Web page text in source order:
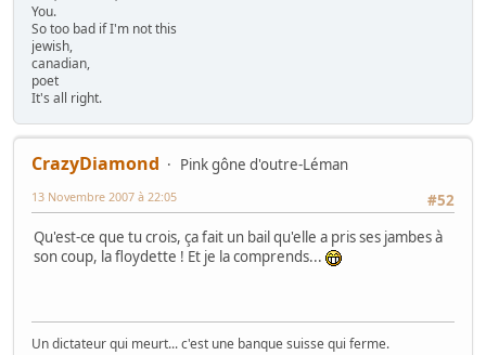
You.
So too bad if I'm not this
jewish,
canadian,
poet
It's all right.
CrazyDiamond
Pink gône d'outre-Léman
#52
13 Novembre 2007 à 22:05
Qu'est-ce que tu crois, ça fait un bail qu'elle a pris ses jambes à
son coup, la floydette ! Et je la comprends...
Un dictateur qui meurt... c'est une banque suisse qui ferme.